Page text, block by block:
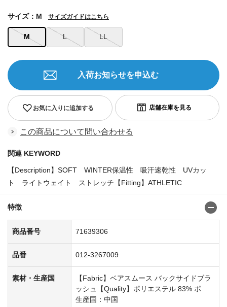
M L LL
サイズ：M サイズガイドはこちら
お気に入りに追加する
入荷お知らせを申込む
この商品について問い合わせる
関連 KEYWORD
【Description】SOFT WINTER保温性 吸汗速乾性 UVカッ
ト ライトウェイト ストレッチ【Fitting】ATHLETIC
特徴
商品番号 71639306
品番 012-3267009
素材・生産国
【Fabric】ベアスムース バックサイドブラ
ッシュ【Quality】ポリエステル 83% ポ
生産国：中国